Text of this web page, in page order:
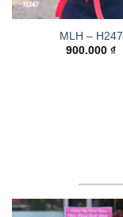
MLH – H247
900.000 ₫